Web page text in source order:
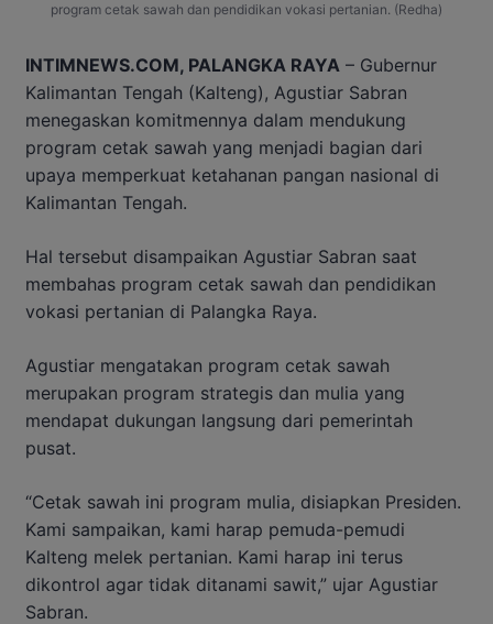
program cetak sawah dan pendidikan vokasi pertanian. (Redha)
INTIMNEWS.COM, PALANGKA RAYA – Gubernur
Kalimantan Tengah (Kalteng), Agustiar Sabran
menegaskan komitmennya dalam mendukung
program cetak sawah yang menjadi bagian dari
upaya memperkuat ketahanan pangan nasional di
Kalimantan Tengah.
Hal tersebut disampaikan Agustiar Sabran saat
membahas program cetak sawah dan pendidikan
vokasi pertanian di Palangka Raya.
Agustiar mengatakan program cetak sawah
merupakan program strategis dan mulia yang
mendapat dukungan langsung dari pemerintah
pusat.
“Cetak sawah ini program mulia, disiapkan Presiden.
Kami sampaikan, kami harap pemuda-pemudi
Kalteng melek pertanian. Kami harap ini terus
dikontrol agar tidak ditanami sawit,” ujar Agustiar
Sabran.